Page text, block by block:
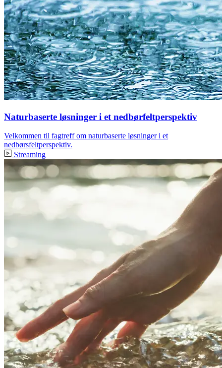
Naturbaserte løsninger i et nedbørfeltperspektiv
Velkommen til fagtreff om naturbaserte løsninger i et
nedbørsfeltperspektiv.
Streaming